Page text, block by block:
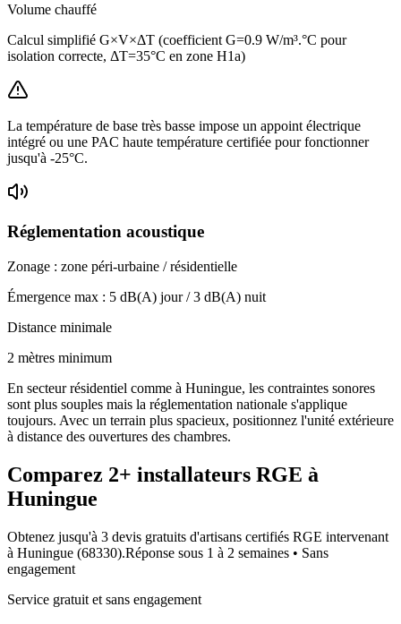
Volume chauffé
Calcul simplifié G×V×ΔT (coefficient G=0.9 W/m³.°C pour
isolation correcte, ΔT=35°C en zone H1a)
La température de base très basse impose un appoint électrique
intégré ou une PAC haute température certifiée pour fonctionner
jusqu'à -25°C.
Réglementation acoustique
Zonage : zone péri-urbaine / résidentielle
Émergence max : 5 dB(A) jour /3 dB(A) nuit
Distance minimale
2 mètres minimum
En secteur résidentiel comme à Huningue, les contraintes sonores
sont plus souples mais la réglementation nationale s'applique
toujours. Avec un terrain plus spacieux, positionnez l'unité extérieure
à distance des ouvertures des chambres.
Comparez 2+ installateurs RGE à
Huningue
Obtenez jusqu'à 3 devis gratuits d'artisans certifiés RGE intervenant
à Huningue (68330).Réponse sous 1 à 2 semaines • Sans
engagement
Service gratuit et sans engagement